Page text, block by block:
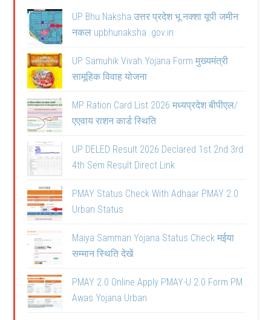
UP Bhu Naksha उत्तर प्रदेश भू नक्शा यूपी जमीन
नकल upbhunaksha .gov.in
UP Samuhik Vivah Yojana Form मुख्यमंत्री
सामूहिक विवाह योजना
MP Ration Card List 2026 मध्यप्रदेश बीपीएल/
एएवाय राशन कार्ड स्थिति
UP DELED Result 2026 Declared 1st 2nd 3rd
4th Sem Result Direct Link
PMAY Status Check With Adhaar PMAY 2.0
Urban Status
Maiya Samman Yojana Status Check मईया
सम्मान स्थिति देखें
PMAY 2.0 Online Apply PMAY-U 2.0 Form PM
Awas Yojana Urban